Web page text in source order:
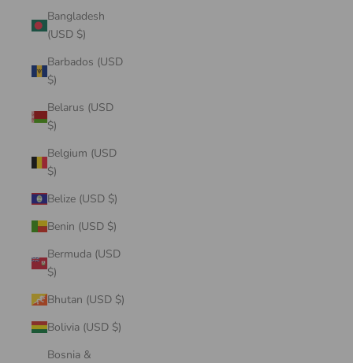
Bangladesh
(USD $)
Barbados (USD
$)
Belarus (USD
$)
Belgium (USD
$)
Belize (USD $)
Benin (USD $)
Bermuda (USD
$)
Bhutan (USD $)
Bolivia (USD $)
Bosnia &